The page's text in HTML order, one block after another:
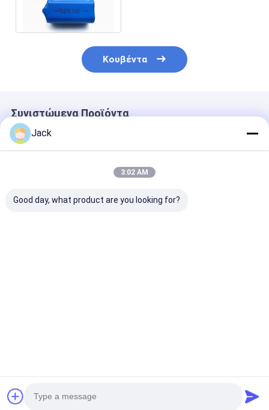
Κουβέντα
Συνιστώμενα Προϊόντα
Jack
3:02 AM
Good day, what product are you looking for?